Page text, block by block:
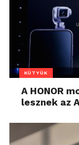
KÜTYÜK
A HONOR
lesznek az